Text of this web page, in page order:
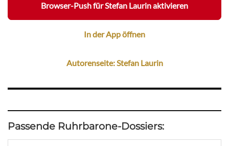
Browser-Push für Stefan Laurin aktivieren
In der App öffnen
Autorenseite: Stefan Laurin
Passende Ruhrbarone-Dossiers: